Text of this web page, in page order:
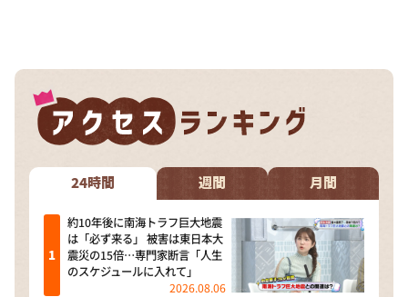
24時間 週間 月間
約10年後に南海トラフ巨大地震
は「必ず来る」 被害は東日本大
震災の15倍…専門家断言「人生
のスケジュールに入れて」
2026.08.06